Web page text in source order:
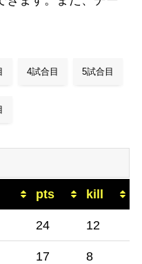
4試合目 5試合目
pts kill
24 12
17 8